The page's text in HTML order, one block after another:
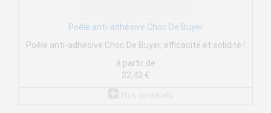
Poêle anti-adhésive Choc De Buyer
Poêle anti-adhésive Choc De Buyer, efficacité et solidité !
à partir de
22,42 €